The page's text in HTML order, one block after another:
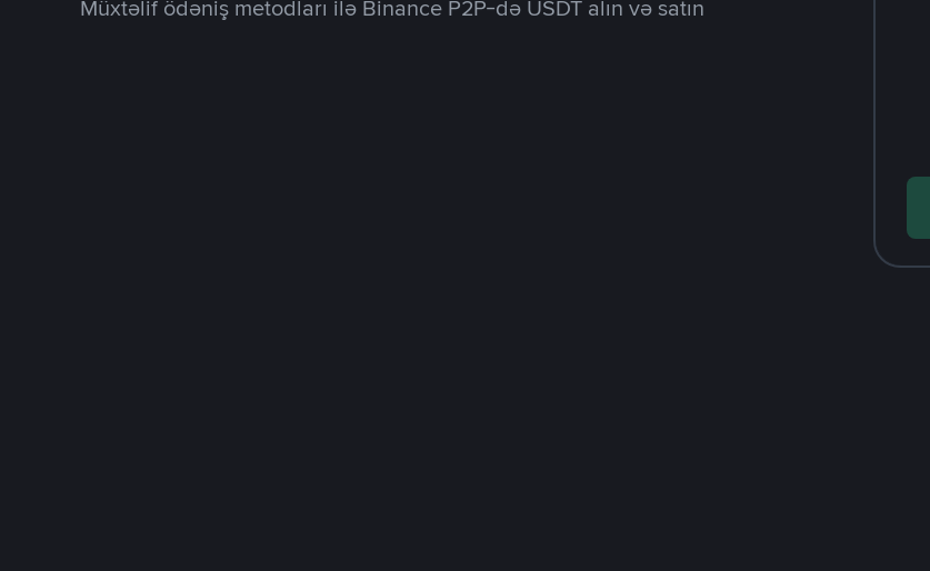
Müxtəlif ödəniş metodları ilə Binance P2P-də USDT alın və satın